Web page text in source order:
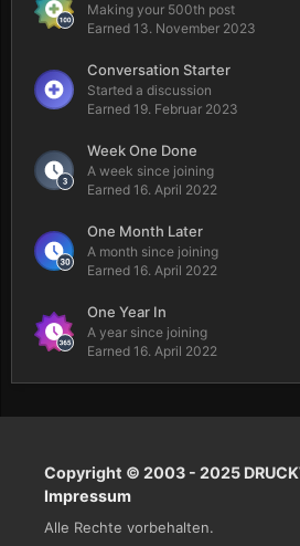
Making your 500th post
Earned 13. November 2023
Conversation Starter
Started a discussion
Earned 19. Februar 2023
Week One Done
A week since joining
Earned 16. April 2022
One Month Later
A month since joining
Earned 16. April 2022
One Year In
A year since joining
Earned 16. April 2022
Copyright © 2003 - 2025
Impressum
Alle Rechte vorbehalten.